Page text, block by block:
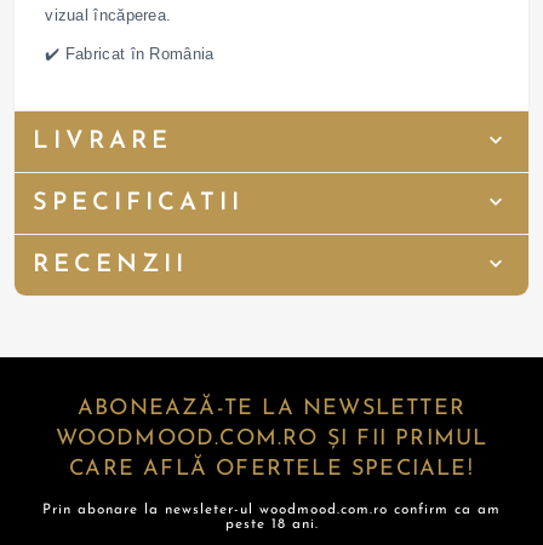
vizual încăperea.
✔️ Fabricat în România
LIVRARE
SPECIFICATII
RECENZII
ABONEAZĂ-TE LA NEWSLETTER
WOODMOOD.COM.RO ȘI FII PRIMUL
CARE AFLĂ OFERTELE SPECIALE!
Prin abonare la newsleter-ul woodmood.com.ro confirm ca am
peste 18 ani.